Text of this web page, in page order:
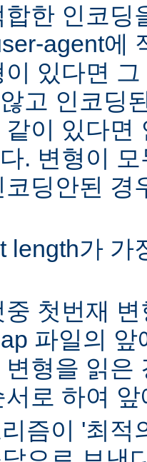
합한 인코딩
agent에
이 있다면
고 인코딩
같이 있다면
. 변형이
코딩안된 경
length가 가
중 첫번재
파일의
변형을 읽은
서로 하여
즘이 '최적